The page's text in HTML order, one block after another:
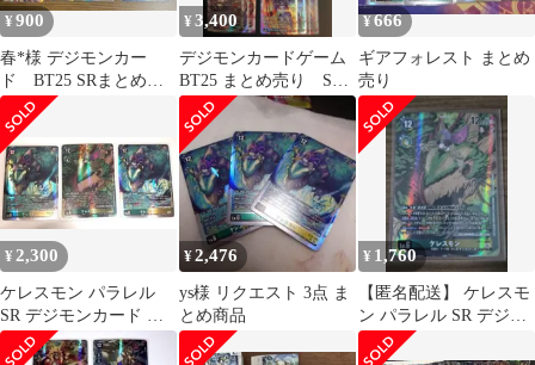
¥900
春*様 デジモンカー
ド BT25 SRまとめ売
り
¥3,400
デジモンカードゲーム
BT25 まとめ売り SR
UR
¥666
ギアフォレスト まとめ
売り
¥ 2,300
ケレスモン パラレル
SR デジモンカード デ
ジカ 2種セットBT25
¥2,476
ys様 リクエスト 3点 ま
とめ商品
¥ 1,760
【匿名配送】 ケレスモ
ン パラレル SR デジモ
ンカード